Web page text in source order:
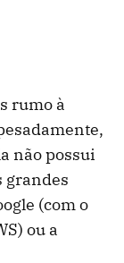
rumo à
não possui
grandes
(com o
ou a